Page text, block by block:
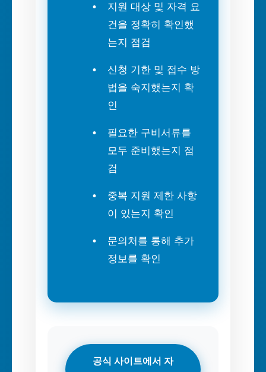
지원 대상 및 자격 요
건을 정확히 확인했
는지 점검
신청 기한 및 접수 방
법을 숙지했는지 확
인
필요한 구비서류를
모두 준비했는지 점
검
중복 지원 제한 사항
이 있는지 확인
문의처를 통해 추가
정보를 확인
공식 사이트에서 자